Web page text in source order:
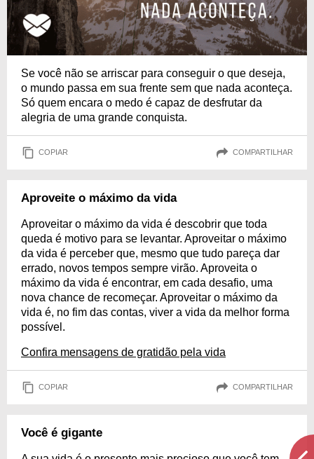
Se você não se arriscar para conseguir o que deseja,
o mundo passa em sua frente sem que nada aconteça.
Só quem encara o medo é capaz de desfrutar da
alegria de uma grande conquista.
COPIAR COMPARTILHAR
Aproveite o máximo da vida
Aproveitar o máximo da vida é descobrir que toda
queda é motivo para se levantar. Aproveitar o máximo
da vida é perceber que, mesmo que tudo pareça dar
errado, novos tempos sempre virão. Aproveita o
máximo da vida é encontrar, em cada desafio, uma
nova chance de recomeçar. Aproveitar o máximo da
vida é, no fim das contas, viver a vida da melhor forma
possível.
Confira mensagens de gratidão pela vida
COPIAR COMPARTILHAR
Você é gigante